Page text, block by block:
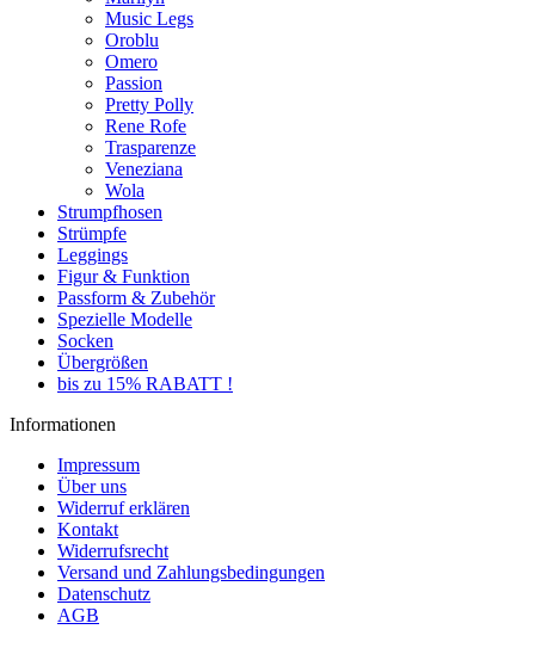
Music Legs
Oroblu
Omero
Passion
Pretty Polly
Rene Rofe
Trasparenze
Veneziana
Wola
Strumpfhosen
Strümpfe
Leggings
Figur & Funktion
Passform & Zubehör
Spezielle Modelle
Socken
Übergrößen
bis zu 15% RABATT !
Informationen
Impressum
Über uns
Widerruf erklären
Kontakt
Widerrufsrecht
Versand und Zahlungsbedingungen
Datenschutz
AGB